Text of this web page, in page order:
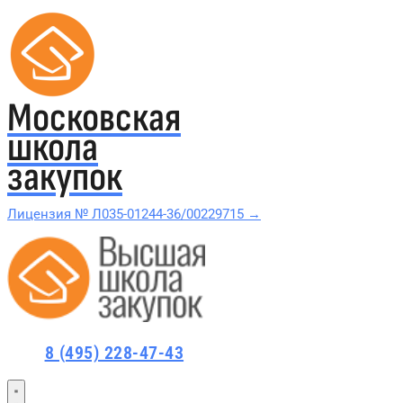
Московская
школа
закупок
Лицензия № Л035-01244-36/00229715 →
Проверить в реестре Рособрнадзора →
Курсы по 44-ФЗ
8 (495) 228-47-43